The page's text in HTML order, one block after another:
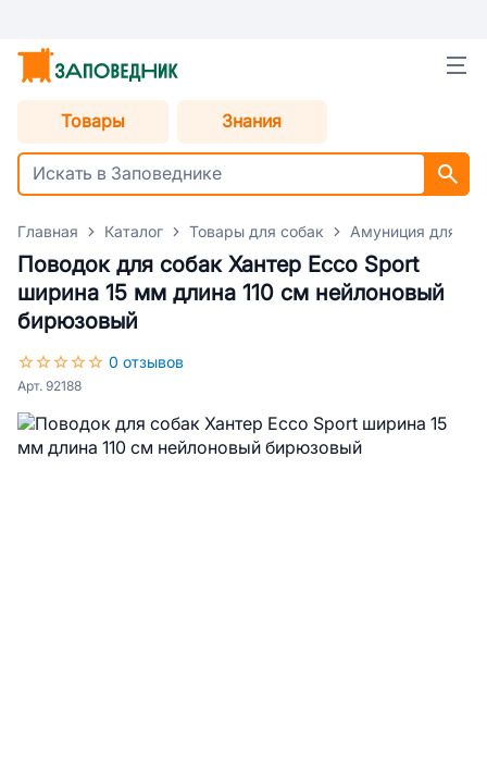
Товары Знания
Главная Каталог Товары для собак Амуниция для
Поводок для собак Хантер Ecco Sport
ширина 15 мм длина 110 см нейлоновый
бирюзовый
0 отзывов
Арт. 92188